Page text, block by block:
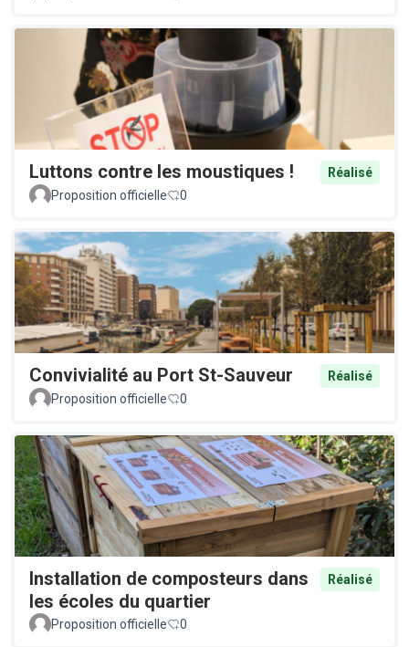
Luttons contre les moustiques !
Réalisé
Proposition officielle
0
Convivialité au Port St-Sauveur
Réalisé
Proposition officielle
0
Installation de composteurs dans
les écoles du quartier
Réalisé
Proposition officielle 0